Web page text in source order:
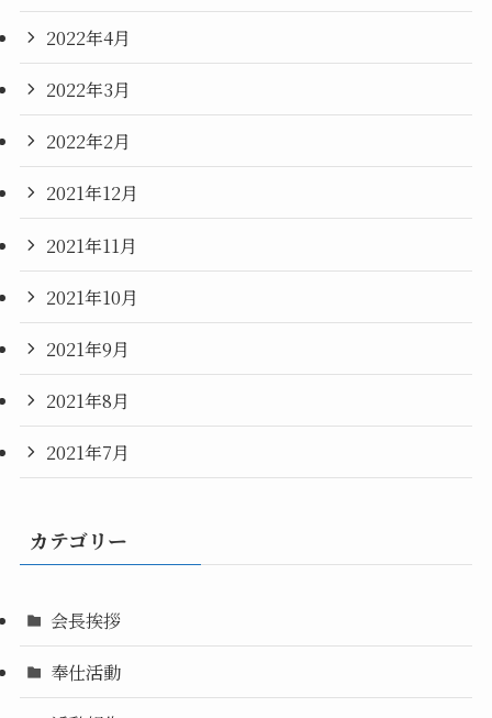
2022年4月
2022年3月
2022年2月
2021年12月
2021年11月
2021年10月
2021年9月
2021年8月
2021年7月
カテゴリー
会長挨拶
奉仕活動